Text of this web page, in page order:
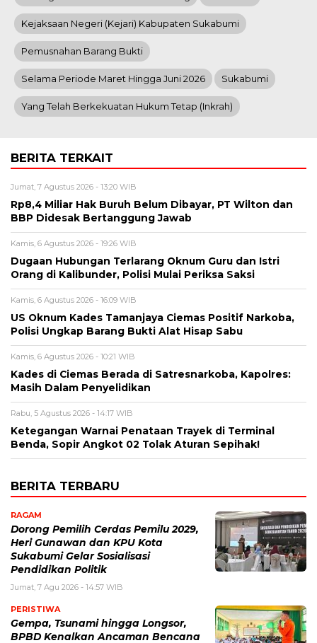
Kejaksaan Negeri (Kejari) Kabupaten Sukabumi
Pemusnahan Barang Bukti
Selama Periode Maret Hingga Juni 2026 Sukabumi
Yang Telah Berkekuatan Hukum Tetap (inkrah)
BERITA TERKAIT
Jumat, 7 Agustus 2026 - 13:20 WIB
Rp8,4 Miliar Hak Buruh Belum Dibayar, PT Wilton dan
BBP Didesak Bertanggung Jawab
Kamis, 6 Agustus 2026 - 19:26 WIB
Dugaan Hubungan Terlarang Oknum Guru dan Istri
Orang di Kalibunder, Polisi Mulai Periksa Saksi
Kamis, 6 Agustus 2026 - 16:09 WIB
US Oknum Kades Tamanjaya Ciemas Positif Narkoba,
Polisi Ungkap Barang Bukti Alat Hisap Sabu
Kamis, 6 Agustus 2026 - 10:21 WIB
Kades di Ciemas Berada di Satresnarkoba, Kapolres:
Masih Dalam Penyelidikan
Rabu, 5 Agustus 2026 - 14:17 WIB
Ketegangan Warnai Penataan Trayek di Terminal
Benda, Sopir Angkot 02 Tolak Aturan Sepihak!
BERITA TERBARU
RAGAM
Dorong Pemilih Cerdas Pemilu 2029,
Heri Gunawan dan KPU Kota
Sukabumi Gelar Sosialisasi
Pendidikan Politik
Jumat, 7 Agu 2026 - 14:57 WIB
PERISTIWA
Gempa, Tsunami hingga Longsor,
BPBD Kenalkan Ancaman Bencana